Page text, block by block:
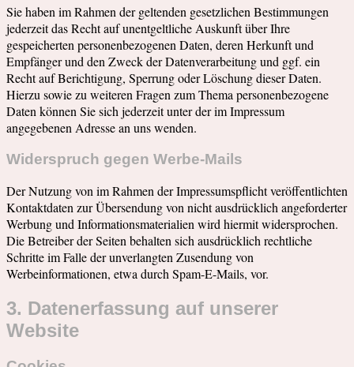
Sie haben im Rahmen der geltenden gesetzlichen Bestimmungen
jederzeit das Recht auf unentgeltliche Auskunft über Ihre
gespeicherten personenbezogenen Daten, deren Herkunft und
Empfänger und den Zweck der Datenverarbeitung und ggf. ein
Recht auf Berichtigung, Sperrung oder Löschung dieser Daten.
Hierzu sowie zu weiteren Fragen zum Thema personenbezogene
Daten können Sie sich jederzeit unter der im Impressum
angegebenen Adresse an uns wenden.
Widerspruch gegen Werbe-Mails
Der Nutzung von im Rahmen der Impressumspflicht veröffentlichten
Kontaktdaten zur Übersendung von nicht ausdrücklich angeforderter
Werbung und Informationsmaterialien wird hiermit widersprochen.
Die Betreiber der Seiten behalten sich ausdrücklich rechtliche
Schritte im Falle der unverlangten Zusendung von
Werbeinformationen, etwa durch Spam-E-Mails, vor.
3. Datenerfassung auf unserer
Website